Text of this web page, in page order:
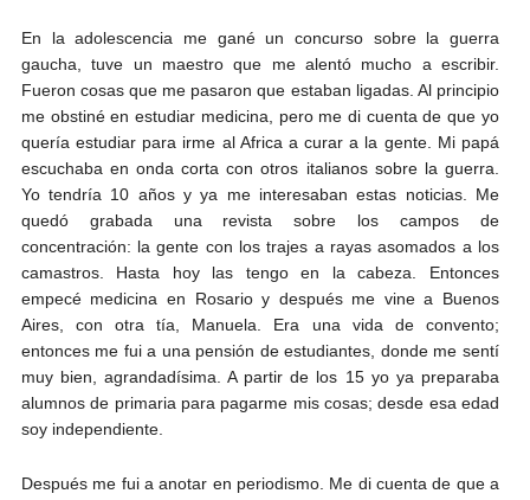
En la adolescencia me gané un concurso sobre la guerra
gaucha, tuve un maestro que me alentó mucho a escribir.
Fueron cosas que me pasaron que estaban ligadas. Al principio
me obstiné en estudiar medicina, pero me di cuenta de que yo
quería estudiar para irme al Africa a curar a la gente. Mi papá
escuchaba en onda corta con otros italianos sobre la guerra.
Yo tendría 10 años y ya me interesaban estas noticias. Me
quedó grabada una revista sobre los campos de
concentración: la gente con los trajes a rayas asomados a los
camastros. Hasta hoy las tengo en la cabeza. Entonces
empecé medicina en Rosario y después me vine a Buenos
Aires, con otra tía, Manuela. Era una vida de convento;
entonces me fui a una pensión de estudiantes, donde me sentí
muy bien, agrandadísima. A partir de los 15 yo ya preparaba
alumnos de primaria para pagarme mis cosas; desde esa edad
soy independiente.
Después me fui a anotar en periodismo. Me di cuenta de que a